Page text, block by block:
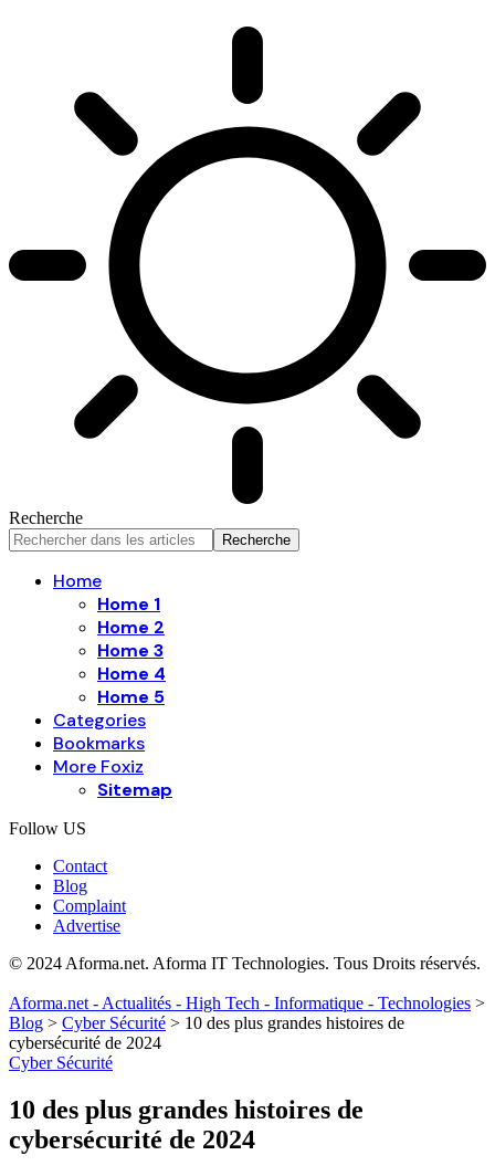
Recherche
Home
Home 1
Home 2
Home 3
Home 4
Home 5
Categories
Bookmarks
More Foxiz
Sitemap
Follow US
Contact
Blog
Complaint
Advertise
© 2024 Aforma.net. Aforma IT Technologies. Tous Droits réservés.
Aforma.net - Actualités - High Tech - Informatique - Technologies >
Blog > Cyber Sécurité > 10 des plus grandes histoires de
cybersécurité de 2024
Cyber Sécurité
10 des plus grandes histoires de
cybersécurité de 2024